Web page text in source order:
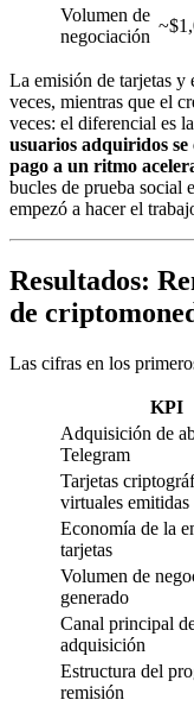
Volumen de
negociación
La emisión de tarjetas y
veces, mientras que el
veces: el diferencial es
usuarios adquiridos
pago a un ritmo
bucles de prueba social
empezó a hacer el
Resultados:
de
Las cifras en los
KPI
Adquisición de
Telegram
Tarjetas
virtuales emitidas
Economía de la
tarjetas
Volumen de
generado
Canal principal
adquisición
Estructura del
remisión